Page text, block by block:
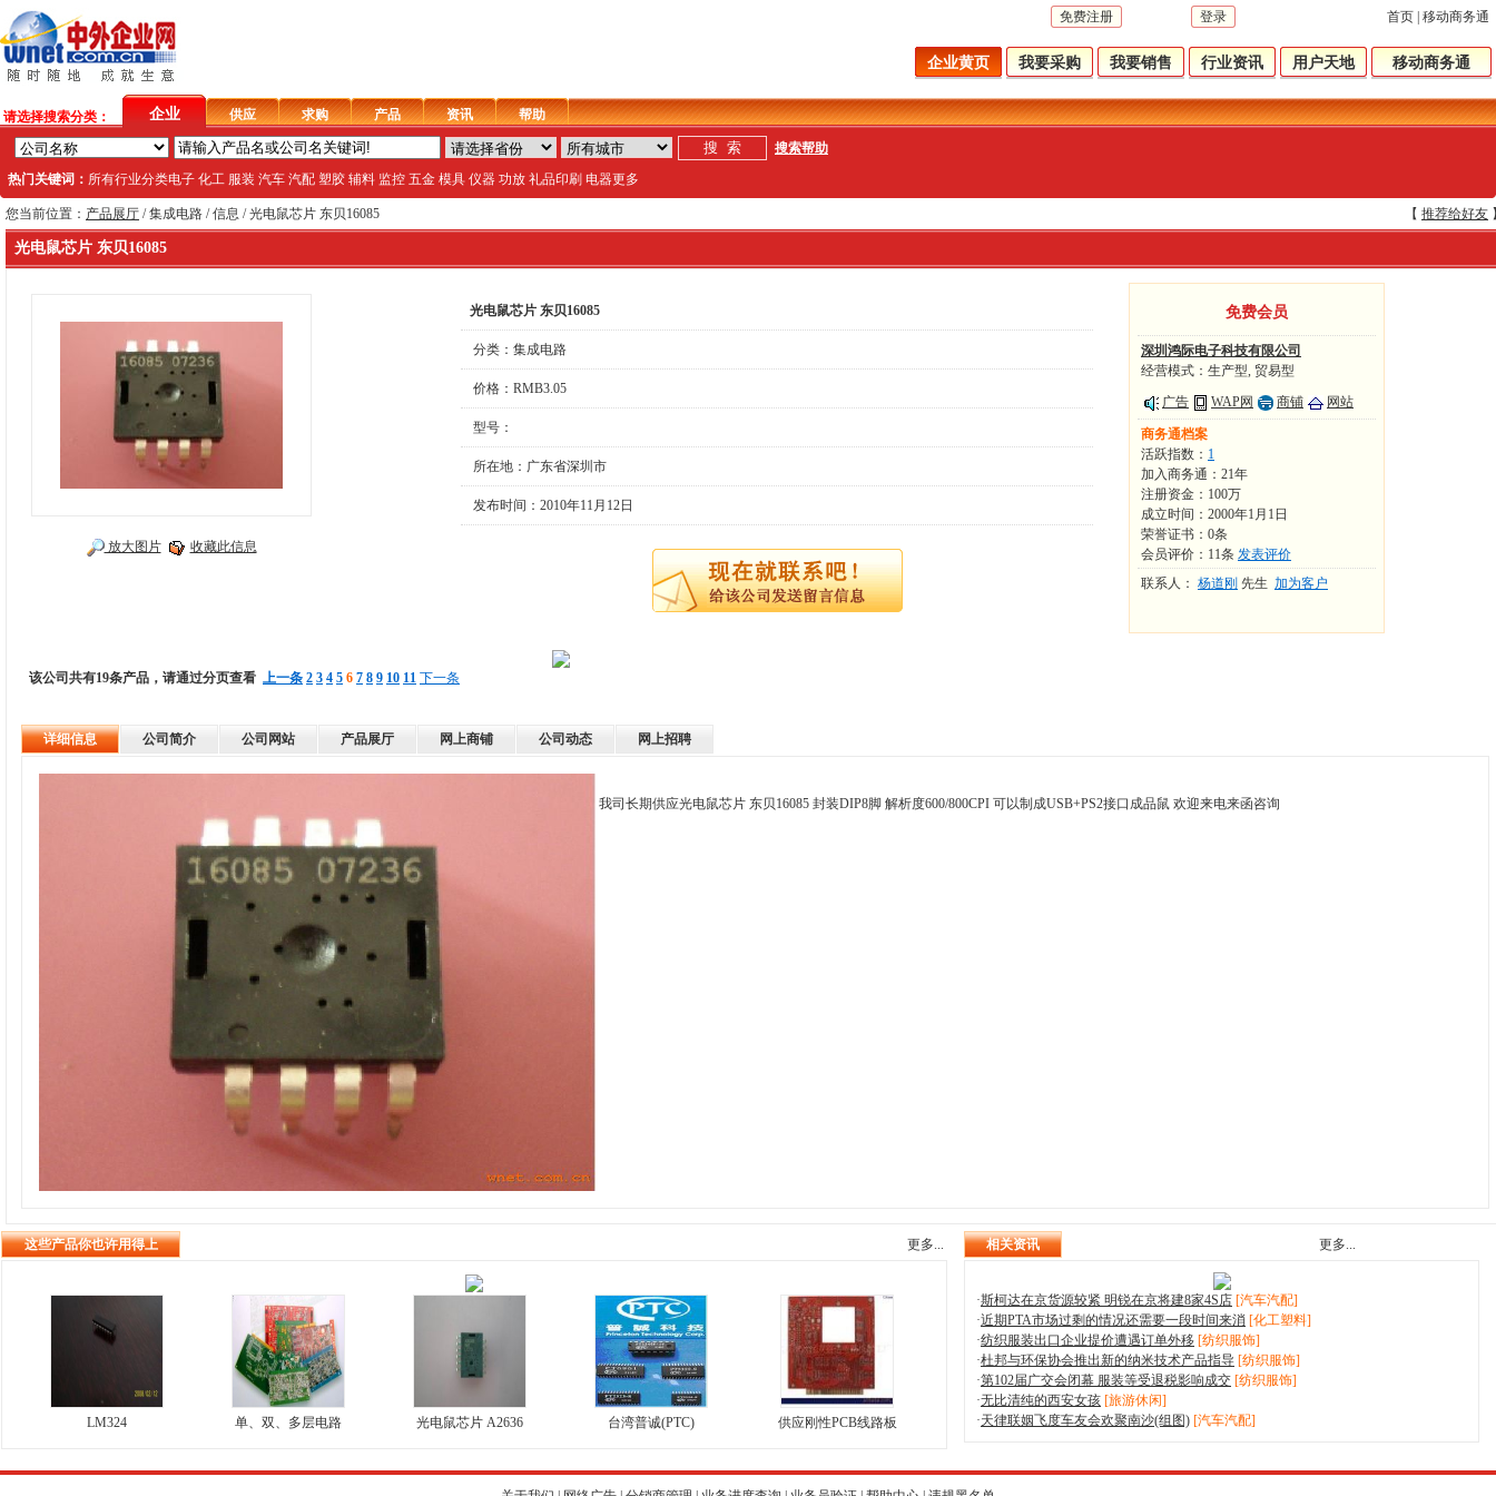
免费注册 登录 首页 移动商务通
企业黄页 我要采购 我要销售 行业资讯 用户天地 移动商务通
请选择搜索分类： 企业 供应 求购 产品 资讯 帮助
搜索帮助
热门关键词： 所有行业分类电子 化工 服装 汽车 汽配 塑胶 辅料 监控 五金 模具 仪器 功放 礼品印刷 电器更多
您当前位置： 产品展厅 /集成电路 / 信息 / 光电鼠芯片 东贝16085 【 推荐给好友
光电鼠芯片 东贝16085
放大图片 收藏此信息
光电鼠芯片 东贝16085
分类： 集成电路
价格：RMB3.05
型号：
所在地：广东省深圳市
发布时间：2010年11月12日
该公司共有19条产品，请通过分页查看 上一条 2 3 4 5 6 7 8 9 10 11 下一条
免费会员
深圳鸿际电子科技有限公司
经营模式：生产型, 贸易型
广告
WAP网 商铺 网站
商务通档案
活跃指数： 1
加入商务通：21年
注册资金：100万
成立时间：2000年1月1日
荣誉证书：0条
会员评价：11条 发表评价
联系人： 杨道刚 先生 加为客户
详细信息 公司简介 公司网站 产品展厅 网上商铺 公司动态 网上招聘
我司长期供应光电鼠芯片 东贝16085 封装DIP8脚 解析度600/800CPI 可以制成USB+PS2接口成品鼠 欢迎来电来函咨询
这些产品你也许用得上 更多...
LM324 单、双、多层电路 光电鼠芯片 A2636 台湾普诚(PTC) 供应刚性PCB线路板
相关资讯 更多...
·斯柯达在京货源较紧 明锐在京将建8家4S店 [汽车汽配]
·近期PTA市场过剩的情况还需要一段时间来消 [化工塑料]
·纺织服装出口企业提价遭遇订单外移 [纺织服饰]
·杜邦与环保协会推出新的纳米技术产品指导 [纺织服饰]
·第102届广交会闭幕 服装等受退税影响成交 [纺织服饰]
·无比清纯的西安女孩 [旅游休闲]
·天律联姻飞度车友会欢聚南沙(组图) [汽车汽配]